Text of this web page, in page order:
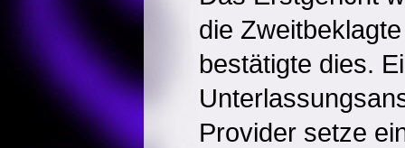
die
bestätigte dies.
Provider setze